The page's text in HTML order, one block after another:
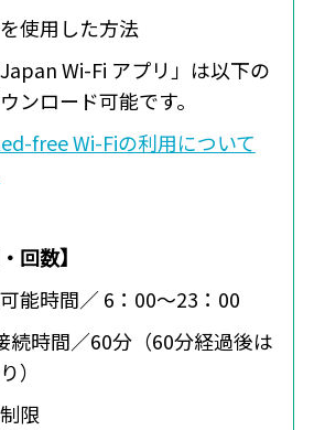
使用した方法
Wi-Fi アプリ」は以下の
ンロード可能です。
free Wi-Fiの利用について
回数】
能時間／ 6：00～23：00
続時間／60分（60分経過後は
）
限